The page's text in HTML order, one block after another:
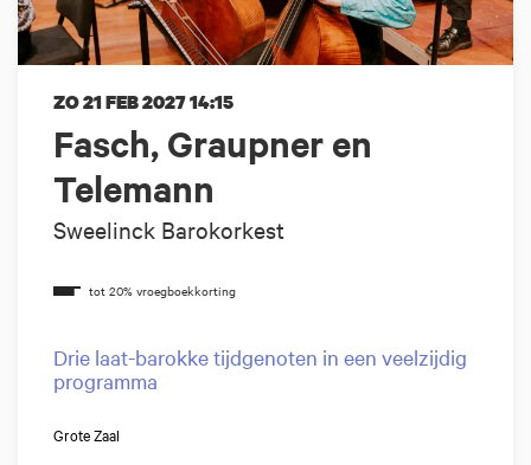
Fasch, Graupner en
Telemann
Sweelinck Barokorkest
ZO 21 FEB 202714:15
Drie laat-barokke tijdgenoten in een veelzijdig
programma
Grote Zaal